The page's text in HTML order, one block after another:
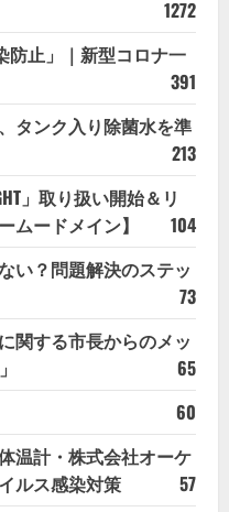
1272
防止」｜新型コロナ一
391
タンク入り除菌水を準
213
」取り扱い開始＆リ
ムードメイン】
104
い？問題解決のステッ
73
関する市長からのメッ
65
60
温計・株式会社オーケ
ルス感染対策
57